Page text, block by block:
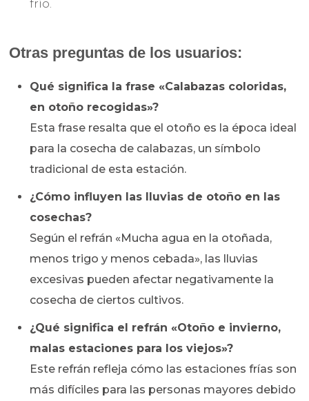
frío.
Otras preguntas de los usuarios:
Qué significa la frase «Calabazas coloridas,
en otoño recogidas»?
Esta frase resalta que el otoño es la época ideal
para la cosecha de calabazas, un símbolo
tradicional de esta estación.
¿Cómo influyen las lluvias de otoño en las
cosechas?
Según el refrán «Mucha agua en la otoñada,
menos trigo y menos cebada», las lluvias
excesivas pueden afectar negativamente la
cosecha de ciertos cultivos.
¿Qué significa el refrán «Otoño e invierno,
malas estaciones para los viejos»?
Este refrán refleja cómo las estaciones frías son
más difíciles para las personas mayores debido